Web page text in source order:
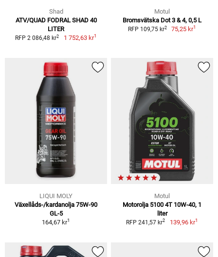
Shad
ATV/QUAD FODRAL SHAD 40
LITER
RFP 2 086,48 kr2 1 752,63 kr1
Motul
Bromsvätska Dot 3 & 4, 0,5 L
RFP 109,75 kr2 75,25 kr1
LIQUI MOLY
Växellåds-/kardanolja 75W-90
GL-5
164,67 kr1
Motul
Motorolja 5100 4T 10W-40, 1
liter
RFP 241,57 kr2 139,96 kr1